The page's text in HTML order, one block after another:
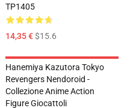
TP1405
14,35 €$15.6
Hanemiya Kazutora Tokyo
Revengers Nendoroid -
Collezione Anime Action
Figure Giocattoli